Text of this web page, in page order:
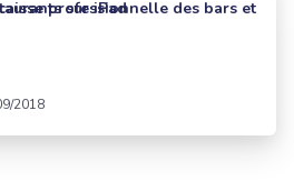
des bars et restaurants sur iPad
2018